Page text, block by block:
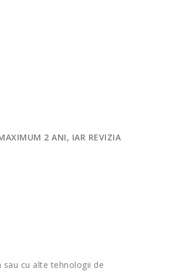
2 ANI, IAR REVIZIA
cu alte tehnologii de